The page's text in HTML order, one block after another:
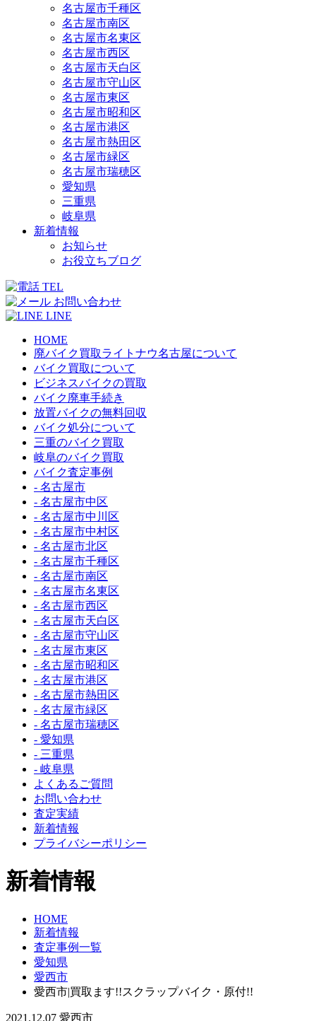
名古屋市千種区
名古屋市南区
名古屋市名東区
名古屋市西区
名古屋市天白区
名古屋市守山区
名古屋市東区
名古屋市昭和区
名古屋市港区
名古屋市熱田区
名古屋市緑区
名古屋市瑞穂区
愛知県
三重県
岐阜県
新着情報
お知らせ
お役立ちブログ
TEL
お問い合わせ
LINE
HOME
廃バイク買取ライトナウ名古屋について
バイク買取について
ビジネスバイクの買取
バイク廃車手続き
放置バイクの無料回収
バイク処分について
三重のバイク買取
岐阜のバイク買取
バイク査定事例
- 名古屋市
- 名古屋市中区
- 名古屋市中川区
- 名古屋市中村区
- 名古屋市北区
- 名古屋市千種区
- 名古屋市南区
- 名古屋市名東区
- 名古屋市西区
- 名古屋市天白区
- 名古屋市守山区
- 名古屋市東区
- 名古屋市昭和区
- 名古屋市港区
- 名古屋市熱田区
- 名古屋市緑区
- 名古屋市瑞穂区
- 愛知県
- 三重県
- 岐阜県
よくあるご質問
お問い合わせ
査定実績
新着情報
プライバシーポリシー
新着情報
HOME
新着情報
査定事例一覧
愛知県
愛西市
愛西市|買取ます!!スクラップバイク・原付!!
2021.12.07 愛西市